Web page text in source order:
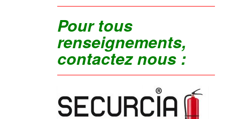
Pour tous
renseignements,
contactez nous :